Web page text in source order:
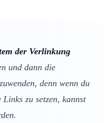
der Verlinkung
und dann die
denn wenn du
zu setzen, kannst